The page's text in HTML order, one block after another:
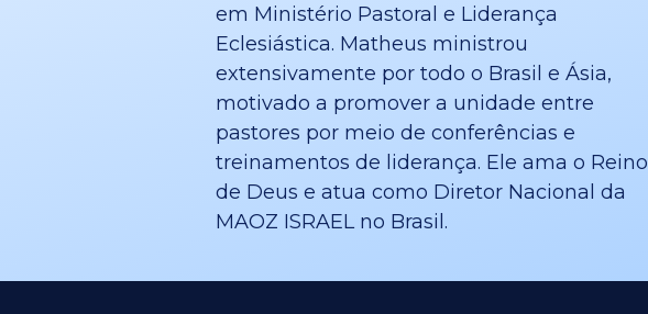
em Ministério Pastoral e Liderança
Eclesiástica. Matheus ministrou
extensivamente por todo o Brasil e Ásia,
motivado a promover a unidade entre
pastores por meio de conferências e
treinamentos de liderança. Ele ama o Reino
de Deus e atua como Diretor Nacional da
MAOZ ISRAEL no Brasil.